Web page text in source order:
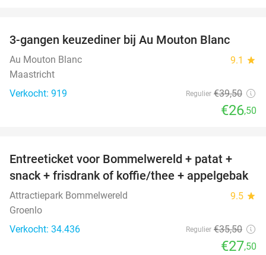
33%
3-gangen keuzediner bij Au Mouton Blanc
Au Mouton Blanc 9.1 star
Maastricht
Verkocht: 919
Regulier €39,50
€26,50
23%
Entreeticket voor Bommelwereld + patat +
snack + frisdrank of koffie/thee + appelgebak
Attractiepark Bommelwereld 9.5 star
Groenlo
Verkocht: 34.436
Regulier €35,50
€27,50